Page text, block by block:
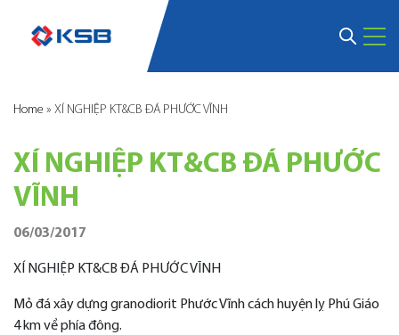
Home » XÍ NGHIỆP KT&CB ĐÁ PHƯỚC VĨNH
XÍ NGHIỆP KT&CB ĐÁ PHƯỚC
VĨNH
06/03/2017
XÍ NGHIỆP KT&CB ĐÁ PHƯỚC VĨNH
Mỏ đá xây dựng granodiorit Phước Vĩnh cách huyện lỵ Phú Giáo
4 km về phía đông.